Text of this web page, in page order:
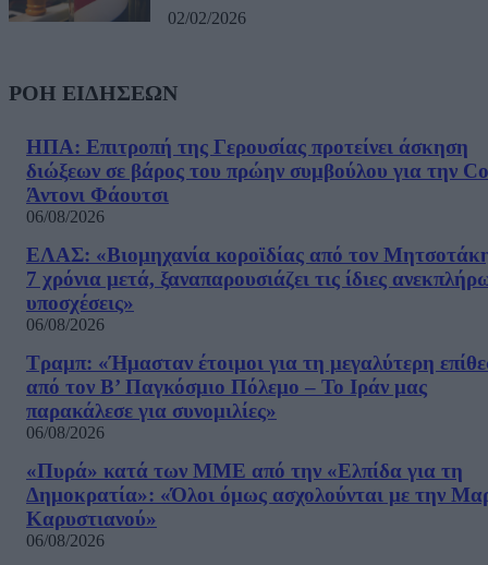
02/02/2026
ΡΟΗ ΕΙΔΗΣΕΩΝ
ΗΠΑ: Επιτροπή της Γερουσίας προτείνει άσκηση
διώξεων σε βάρος του πρώην συμβούλου για την
Άντονι Φάουτσι
06/08/2026
ΕΛΑΣ: «Βιομηχανία κοροϊδίας από τον
7 χρόνια μετά, ξαναπαρουσιάζει τις ίδιες
υποσχέσεις»
06/08/2026
Τραμπ: «Ήμασταν έτοιμοι για τη μεγαλύτερη
από τον Β’ Παγκόσμιο Πόλεμο – Το Ιράν μας
παρακάλεσε για συνομιλίες»
06/08/2026
«Πυρά» κατά των ΜΜΕ από την «Ελπίδα για τη
Δημοκρατία»: «Όλοι όμως ασχολούνται με την
Καρυστιανού»
06/08/2026